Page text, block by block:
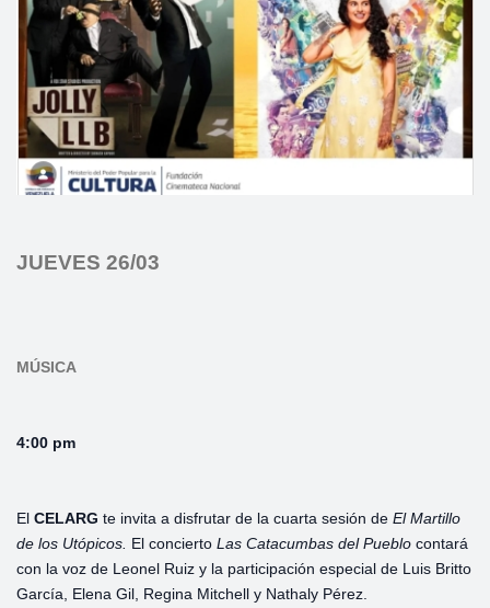
JUEVES 26/03
MÚSICA
4:00 pm
El CELARG te invita a disfrutar de la cuarta sesión de El Martillo
de los Utópicos. El concierto Las Catacumbas del Pueblo contará
con la voz de Leonel Ruiz y la participación especial de Luis Britto
García, Elena Gil, Regina Mitchell y Nathaly Pérez.